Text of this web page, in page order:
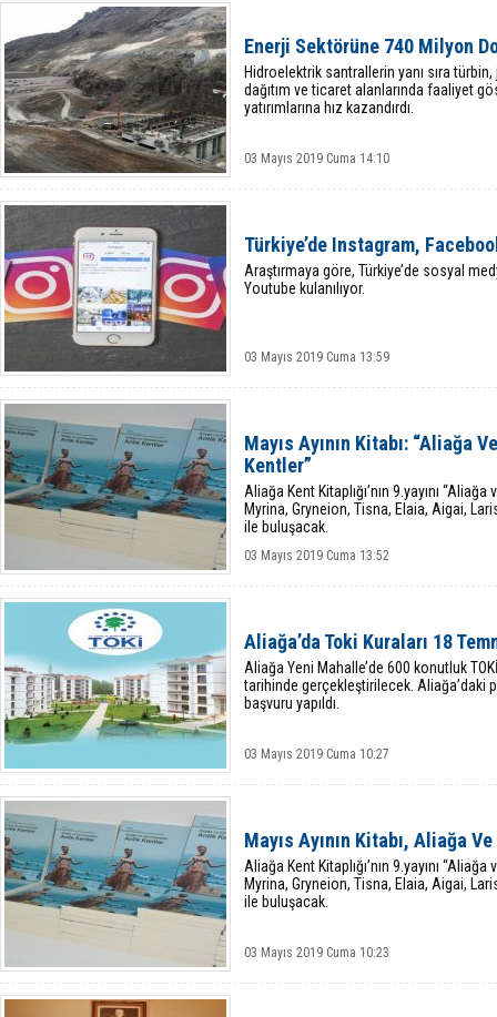
Enerji Sektörüne 740 Milyon
Hidroelektrik santrallerin yanı sıra
dağıtım ve ticaret alanlarında faaliyet
yatırımlarına hız kazandırdı.
03 Mayıs 2019 Cuma 14:10
Türkiye’de Instagram,
Araştırmaya göre, Türkiye’de sosyal
Youtube kulanılıyor.
03 Mayıs 2019 Cuma 13:59
Mayıs Ayının Kitabı: “Aliağa
Kentler”
Aliağa Kent Kitaplığı’nın 9.yayını
Myrina, Gryneion, Tisna, Elaia, Aigai,
ile buluşacak.
03 Mayıs 2019 Cuma 13:52
Aliağa’da Toki Kuraları 18
Aliağa Yeni Mahalle’de 600 konutluk
tarihinde gerçekleştirilecek. Aliağa’daki
başvuru yapıldı.
03 Mayıs 2019 Cuma 10:27
Mayıs Ayının Kitabı, Aliağa
Aliağa Kent Kitaplığı’nın 9.yayını
Myrina, Gryneion, Tisna, Elaia, Aigai,
ile buluşacak.
03 Mayıs 2019 Cuma 10:23